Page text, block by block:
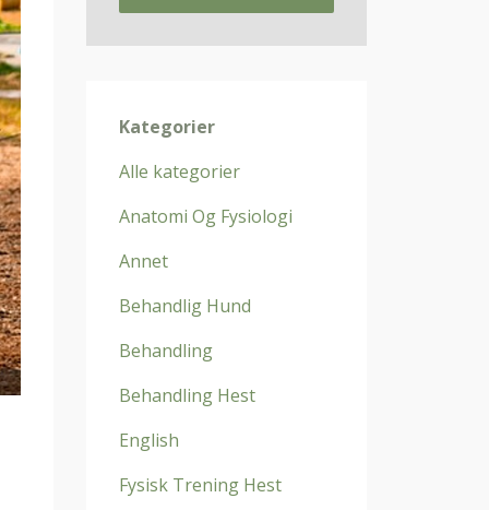
Kategorier
Alle kategorier
Anatomi Og Fysiologi
Annet
Behandlig Hund
Behandling
Behandling Hest
English
Fysisk Trening Hest